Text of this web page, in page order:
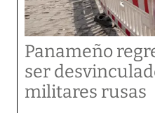
Panameño
ser
militares rusas